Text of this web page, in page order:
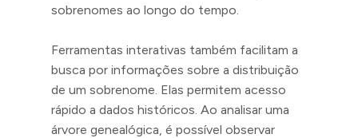
sobrenomes ao longo do tempo.
Ferramentas interativas também facilitam a
busca por informações sobre a distribuição
de um sobrenome. Elas permitem acesso
rápido a dados históricos. Ao analisar uma
árvore genealógica, é possível observar